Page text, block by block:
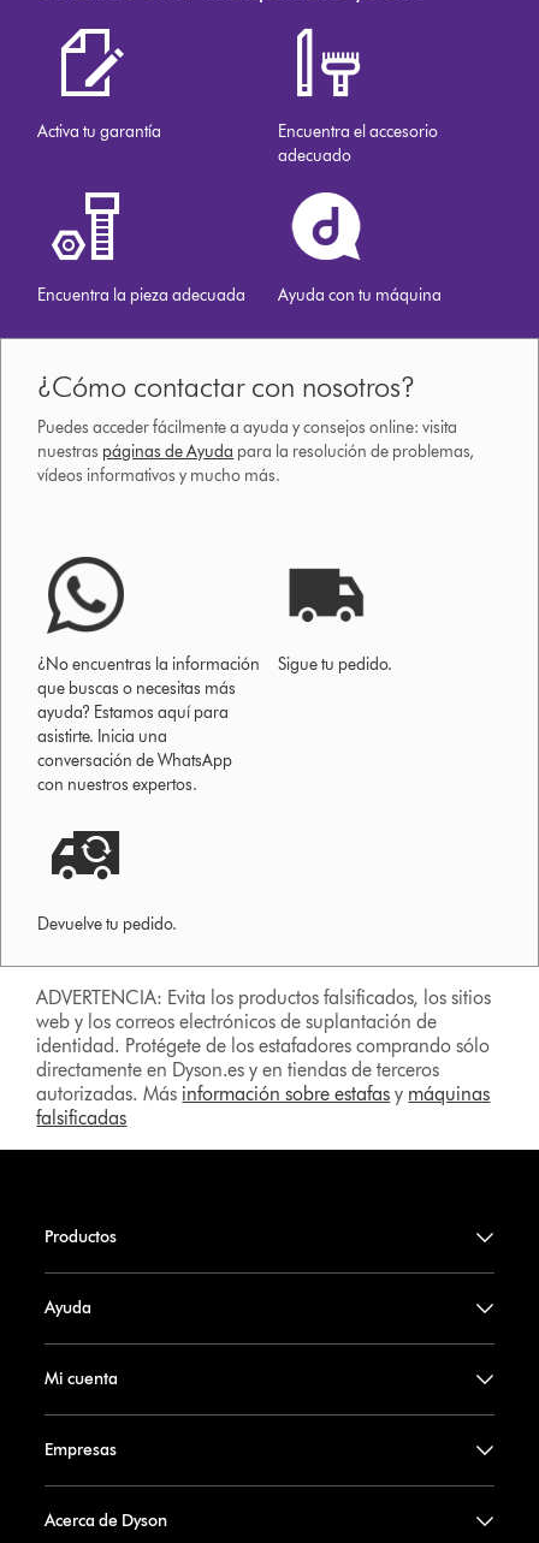
Activa tu garantía
Encuentra el accesorio
adecuado
Encuentra la pieza adecuada Ayuda con tu máquina
¿Cómo contactar con nosotros?
Puedes acceder fácilmente a ayuda y consejos online: visita
nuestras páginas de Ayuda para la resolución de problemas,
vídeos informativos y mucho más.
¿No encuentras la información
que buscas o necesitas más
ayuda? Estamos aquí para
asistirte. Inicia una
conversación de WhatsApp
con nuestros expertos.
Sigue tu pedido.
Devuelve tu pedido.
ADVERTENCIA: Evita los productos falsificados, los sitios
web y los correos electrónicos de suplantación de
identidad. Protégete de los estafadores comprando sólo
directamente en Dyson.es y en tiendas de terceros
autorizadas. Más información sobre estafas y máquinas
falsificadas
Productos
Ayuda
Mi cuenta
Empresas
Acerca de Dyson